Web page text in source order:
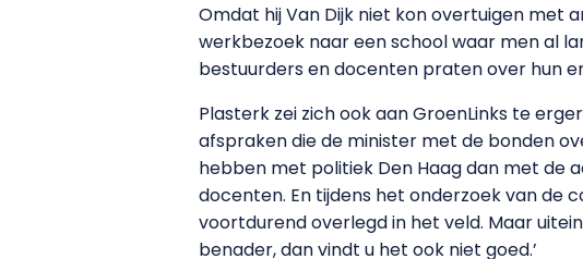
Omdat hij Van Dijk niet kon overtuigen met
werkbezoek naar een school waar men al
bestuurders en docenten praten over hun
Plasterk zei zich ook aan GroenLinks te
afspraken die de minister met de bonden
hebben met politiek Den Haag dan met de
docenten. En tijdens het onderzoek van de
voortdurend overlegd in het veld. Maar
benader, dan vindt u het ook niet goed.’